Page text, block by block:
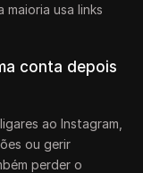
maioria usa links
conta depois
ao Instagram,
ou gerir
perder o